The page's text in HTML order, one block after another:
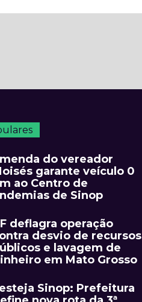
do vereador
garante veículo 0
ao Centro de
de Sinop
deflagra operação
desvio de recursos
e lavagem de
em Mato Grosso
Sinop: Prefeitura